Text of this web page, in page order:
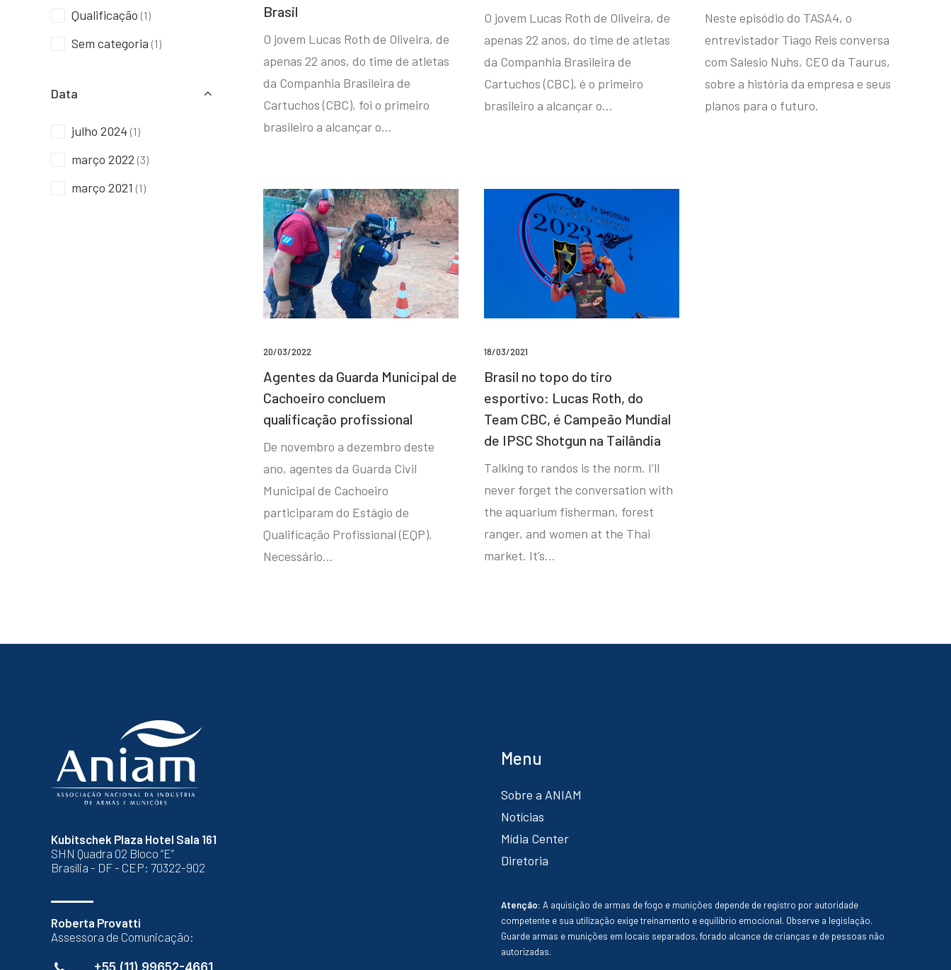
Qualificação (1)
Sem categoria (1)
Data
julho 2024 (1)
março 2022 (3)
março 2021 (1)
Brasil
O jovem Lucas Roth de Oliveira, de
apenas 22 anos, do time de atletas
da Companhia Brasileira de
Cartuchos (CBC), foi o primeiro
brasileiro a alcançar o…
O jovem Lucas Roth de Oliveira, de
apenas 22 anos, do time de atletas
da Companhia Brasileira de
Cartuchos (CBC), é o primeiro
brasileiro a alcançar o…
Neste episódio do TASA4, o
entrevistador Tiago Reis conversa
com Salesio Nuhs, CEO da Taurus,
sobre a história da empresa e seus
planos para o futuro.
20/03/2022
Agentes da Guarda Municipal de
Cachoeiro concluem
qualificação profissional
De novembro a dezembro deste
ano, agentes da Guarda Civil
Municipal de Cachoeiro
participaram do Estágio de
Qualificação Profissional (EQP).
Necessário…
18/03/2021
Brasil no topo do tiro
esportivo: Lucas Roth, do
Team CBC, é Campeão Mundial
de IPSC Shotgun na Tailândia
Talking to randos is the norm. I’ll
never forget the conversation with
the aquarium fisherman, forest
ranger, and women at the Thai
market. It’s…
Kubitschek Plaza Hotel Sala 161
SHN Quadra 02 Bloco “E”
Brasília - DF - CEP: 70322-902
Roberta Provatti
Assessora de Comunicação:
+55 (11) 99652-4661
Menu
Sobre a ANIAM
Notícias
Mídia Center
Diretoria
Atenção: A aquisição de armas de fogo e munições depende de registro por autoridade
competente e sua utilização exige treinamento e equilíbrio emocional. Observe a legislação.
Guarde armas e munições em locais separados, forado alcance de crianças e de pessoas não
autorizadas.